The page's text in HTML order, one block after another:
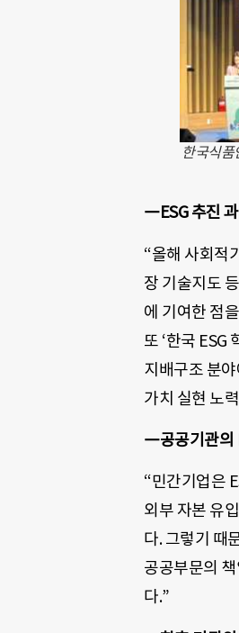
한국식
―ESG 추진
“올해 사회적
장 기술지도
에 기여한 점
또 ‘한국 ESG
지배구조 분
가치 실현 노
―공공기관의
“민간기업은
외부 자본 유
다. 그렇기 때
공공부문의
다.”